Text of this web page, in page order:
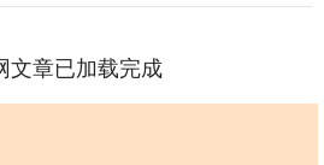
文章已加载完成